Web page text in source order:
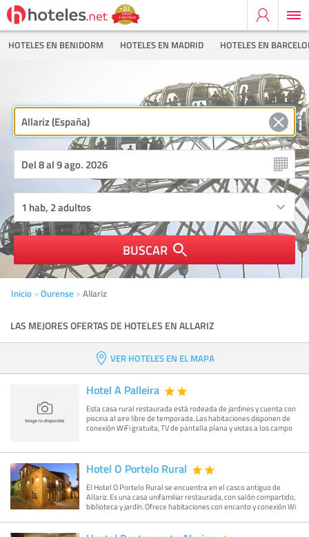
HOTELES EN BENIDORM HOTELES EN MADRID HOTELES EN
Hoteles en Allariz
BUSCAR
Inicio Ourense Allariz
LAS MEJORES OFERTAS DE HOTELES EN ALLARIZ
VER HOTELES EN EL MAPA
Hotel A Palleira
Esta casa rural restaurada está rodeada de jardines y cuenta con
piscina al aire libre de temporada. Las habitaciones disponen de
conexión WiFi gratuita, TV de pantalla plana y vistas a los campo
Hotel O Portelo Rural
El Hotel O Portelo Rural se encuentra en el casco antiguo de
Allariz. Es una casa unifamiliar restaurada, con salón compartido,
biblioteca y jardín. Ofrece habitaciones con encanto y conexión Wi